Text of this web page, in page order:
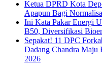
Ketua DPRD Kota
Apapun Bagi
Ini Kata Pakar Energi
B50, Diversifikasi
Sepakat! 11 DPC
Dadang Chandra Maju
2026